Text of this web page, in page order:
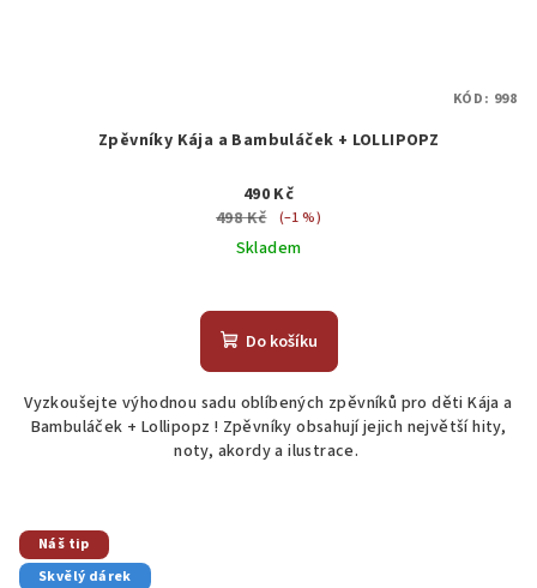
Zpěvníky Kája a Bambuláček + LOLLIPOPZ
490 Kč
498 Kč
(–1 %)
Skladem
hodnocení
produktu
z
5
hvězdiček.
Do košíku
Vyzkoušejte výhodnou sadu oblíbených zpěvníků pro děti Kája a
Bambuláček + Lollipopz ! Zpěvníky obsahují jejich největší hity,
noty, akordy a ilustrace.
KÓD: 998
Náš tip
Skvělý dárek